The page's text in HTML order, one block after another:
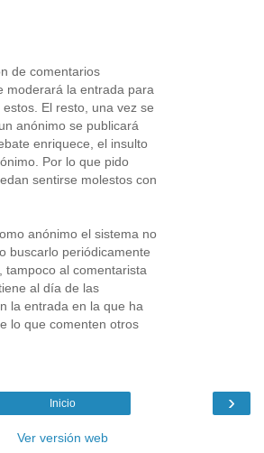
de comentarios
moderará la entrada para
El resto, una vez se
anónimo se publicará
enriquece, el insulto
Por lo que pido
sentirse molestos con
anónimo el sistema no
buscarlo periódicamente
tampoco al comentarista
al día de las
la entrada en la que ha
lo que comenten otros
›
Inicio
Ver versión web